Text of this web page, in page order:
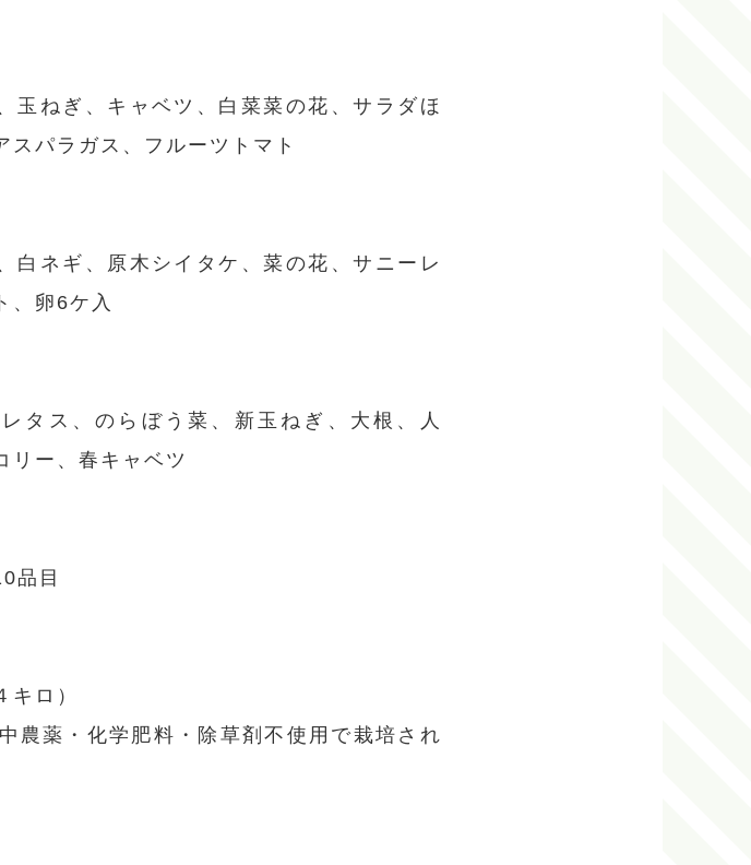
玉ねぎ、キャベツ、白菜菜の花、サラダほ
スパラガス、フルーツトマト
白ネギ、原木シイタケ、菜の花、サニーレ
、卵6ケ入
タス、のらぼう菜、新玉ねぎ、大根、人
リー、春キャベツ
品目
キロ）
農薬・化学肥料・除草剤不使用で栽培され